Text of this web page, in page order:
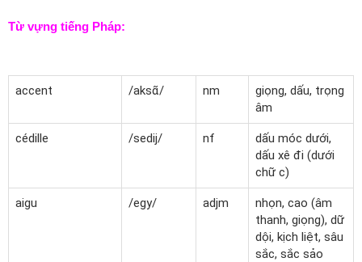
Từ vựng tiếng Pháp:
accent /aksɑ̃/ nm
giọng, dấu, trọng
âm
cédille /sedij/ nf
dấu móc dưới,
dấu xê đi (dưới
chữ c)
aigu /egy/ adjm
nhọn, cao (âm
thanh, giọng), dữ
dội, kịch liệt, sâu
sắc, sắc sảo